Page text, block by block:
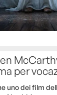
per
uno dei film